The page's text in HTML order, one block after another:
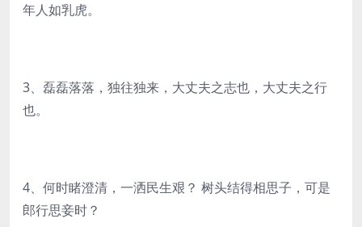
年人如乳虎。
3、磊磊落落，独往独来，大丈夫之志也，大丈夫之行
也。
4、何时睹澄清，一洒民生艰？ 树头结得相思子，可是
郎行思妾时？